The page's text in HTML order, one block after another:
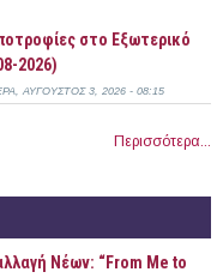
στο Εξωτερικό
2026)
ΑΎΓΟΥΣΤΟΣ 3, 2026 - 08:15
Περισσότερα...
Νέων: “From Me to